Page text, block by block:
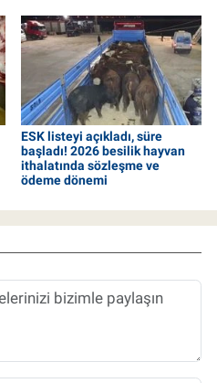
ESK listeyi açıkladı, süre
başladı! 2026 besilik hayvan
ithalatında sözleşme ve
ödeme dönemi